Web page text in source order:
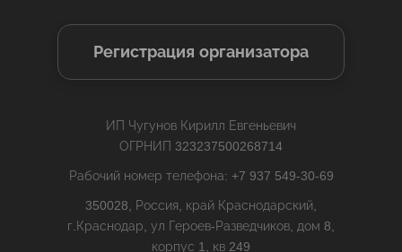
Регистрация организатора
ИП Чугунов Кирилл Евгеньевич
ОГРНИП 323237500268714
Рабочий номер телефона: +7 937 549-30-69
350028, Россия, край Краснодарский,
г.Краснодар, ул Героев-Разведчиков, дом 8,
корпус 1, кв 249